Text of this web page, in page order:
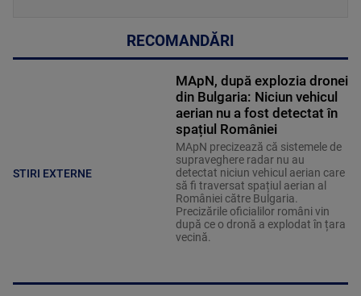
RECOMANDĂRI
STIRI EXTERNE
MApN, după explozia dronei
din Bulgaria: Niciun vehicul
aerian nu a fost detectat în
spațiul României
MApN precizează că sistemele de
supraveghere radar nu au
detectat niciun vehicul aerian care
să fi traversat spațiul aerian al
României către Bulgaria.
Precizările oficialilor români vin
după ce o dronă a explodat în țara
vecină.